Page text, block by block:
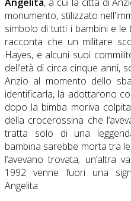
monumento, stilizzato
simbolo di tutti i bambini e le
racconta che un militare
Hayes, e alcuni suoi
dell’età di circa cinque anni,
Anzio al momento dello
identificarla, la adottarono
dopo la bimba moriva
della crocerossina che
tratta solo di una
bambina sarebbe morta tra
l’avevano trovata; un’altra
1992 venne fuori una
Angelita.